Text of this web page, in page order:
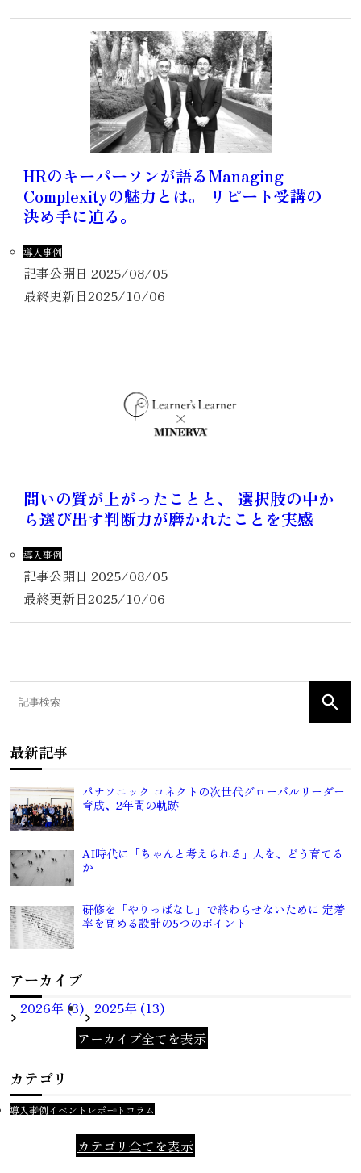
HRのキーパーソンが語るManaging
Complexityの魅力とは。 リピート受講の
決め手に迫る。
導入事例
記事公開日 2025/08/05
最終更新日2025/10/06
問いの質が上がったことと、 選択肢の中か
ら選び出す判断力が磨かれたことを実感
導入事例
記事公開日 2025/08/05
最終更新日2025/10/06
最新記事
パナソニック コネクトの次世代グローバルリーダー
育成、2年間の軌跡
AI時代に「ちゃんと考えられる」人を、どう育てる
か
研修を「やりっぱなし」で終わらせないために 定着
率を高める設計の5つのポイント
アーカイブ
2026年 (3) 2025年 (13)
アーカイブ全てを表示
カテゴリ
導入事例イベントレポート コラム
カテゴリ全てを表示